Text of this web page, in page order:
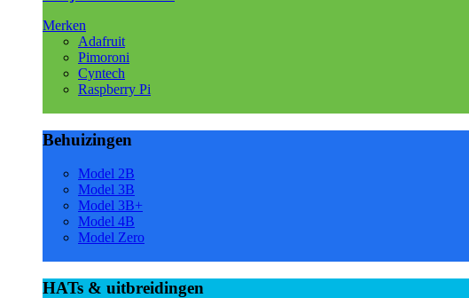
Merken
Adafruit
Pimoroni
Cyntech
Raspberry Pi
Behuizingen
Model 2B
Model 3B
Model 3B+
Model 4B
Model Zero
HATs & uitbreidingen